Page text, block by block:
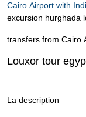
excursion hurghada
transfers from Cairo
Louxor tour
La description